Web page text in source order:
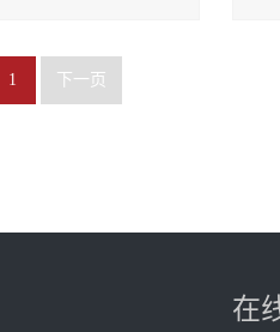
1 下一页
在